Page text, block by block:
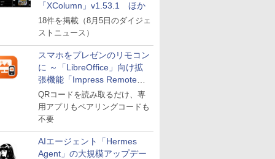
「XColumn」v1.53.1 ほか
18件を掲載（8月5日のダイジェ
ストニュース）
スマホをプレゼンのリモコン
に ～「LibreOffice」向け拡
張機能「Impress Remote」
が公開
QRコードを読み取るだけ、専
用アプリもペアリングコードも
不要
AIエージェント「Hermes
Agent」の大規模アップデー